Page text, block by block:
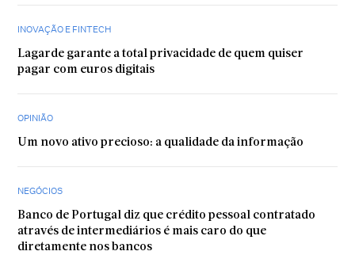
INOVAÇÃO E FINTECH
Lagarde garante a total privacidade de quem quiser
pagar com euros digitais
OPINIÃO
Um novo ativo precioso: a qualidade da informação
NEGÓCIOS
Banco de Portugal diz que crédito pessoal contratado
através de intermediários é mais caro do que
diretamente nos bancos